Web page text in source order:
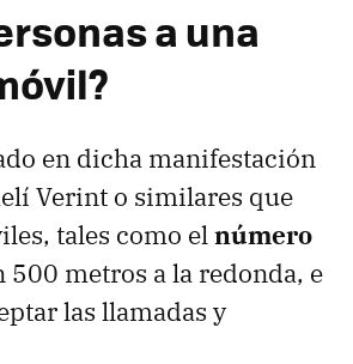
a una
en dicha manifestación
Verint o similares que
tales como elnúmero
500 metros a la redonda, e
las llamadas y